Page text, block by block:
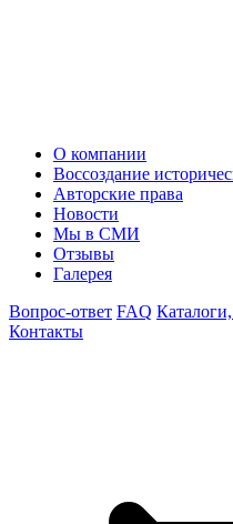
О компании
Воссоздание
Авторские права
Новости
Мы в СМИ
Отзывы
Галерея
Вопрос-ответ FAQ
Контакты